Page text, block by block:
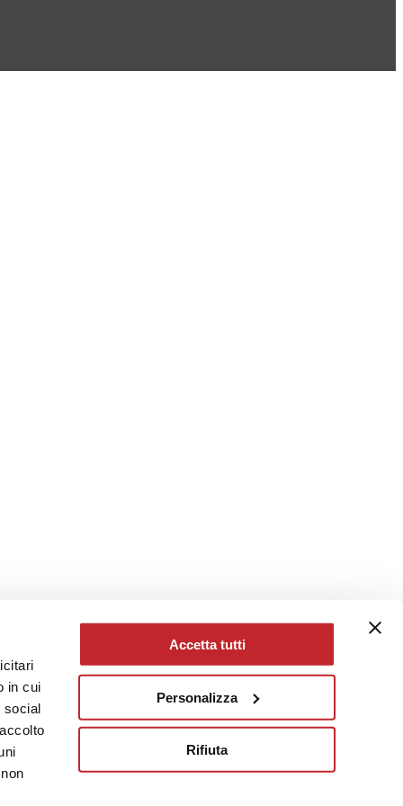
in cui
social
Accetta tutti
Personalizza
Rifiuta